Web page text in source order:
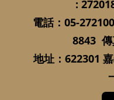
:
電話： 05-
8843
地址： 622301